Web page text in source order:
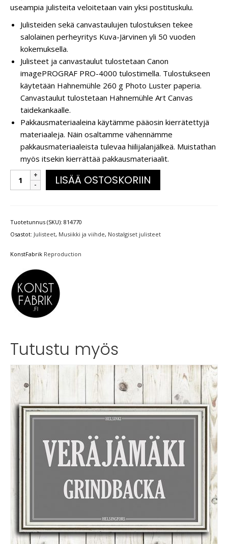
useampia julisteita veloitetaan vain yksi postituskulu.
Julisteiden sekä canvastaulujen tulostuksen tekee
salolainen perheyritys Kuva-Järvinen yli 50 vuoden
kokemuksella.
Julisteet ja canvastaulut tulostetaan Canon
imagePROGRAF PRO-4000 tulostimella. Tulostukseen
käytetään Hahnemühle 260 g Photo Luster paperia.
Canvastaulut tulostetaan Hahnemühle Art Canvas
taidekankaalle.
Pakkausmateriaaleina käytämme pääosin kierrätettyjä
materiaaleja. Näin osaltamme vähennämme
pakkausmateriaaleista tulevaa hiilijalanjälkeä. Muistathan
myös itsekin kierrättää pakkausmateriaalit.
LISÄÄ OSTOSKORIIN
Tuotetunnus (SKU): 814770
Osastot: Julisteet, Musiikki ja viihde, Nostalgiset julisteet
KonstFabrik Reproduction
Tutustu myös